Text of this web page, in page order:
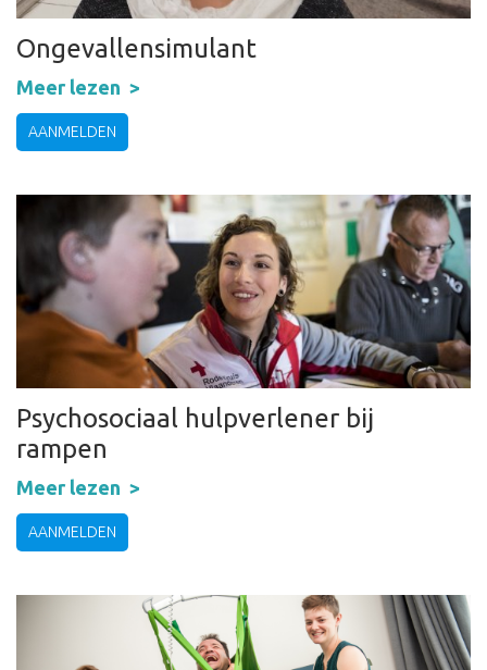
Ongevallensimulant
Meer lezen
AANMELDEN
Psychosociaal hulpverlener bij
rampen
Meer lezen
AANMELDEN